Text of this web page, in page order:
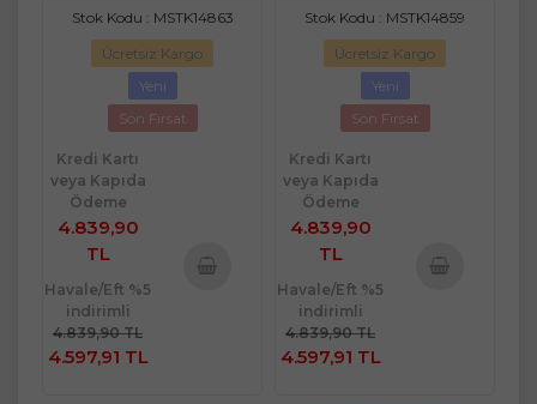
Stok Kodu : MSTK14863
Ücretsiz Kargo
Yeni
Son Fırsat
Kredi Kartı
veya Kapıda
Ödeme
4.839,90
TL
Havale/Eft %5
indirimli
4.839,90 TL
4.597,91 TL
Stok Kodu : MSTK14859
Ücretsiz Kargo
Yeni
Son Fırsat
Kredi Kartı
veya Kapıda
Ödeme
4.839,90
TL
Havale/Eft %5
indirimli
4.839,90 TL
4.597,91 TL